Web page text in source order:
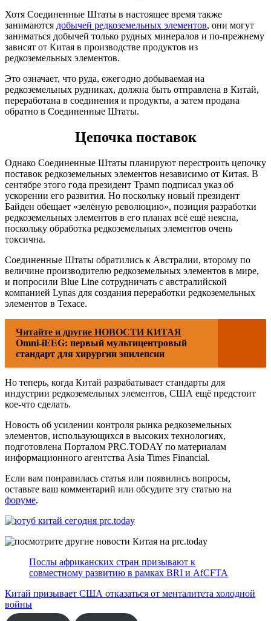
Хотя Соединенные Штаты в настоящее время также
занимаются добычей редкоземельных элементов, они могут
заниматься добычей только рудных минералов и по-прежнему
зависят от Китая в производстве продуктов из
редкоземельных элементов.
Это означает, что руда, ежегодно добываемая на
редкоземельных рудниках, должна быть отправлена ​​в Китай,
переработана в соединения и продукты, а затем продана
обратно в Соединенные Штаты.
Цепочка поставок
Однако Соединенные Штаты планируют перестроить цепочку
поставок редкоземельных элементов независимо от Китая. В
сентябре этого года президент Трамп подписал указ об
ускорении его развития. Но поскольку новый президент
Байден обещает «зелёную революцию», позиция разработки
редкоземельных элементов в его планах всё ещё неясна,
поскольку обработка редкоземельных элементов очень
токсична.
Соединенные Штаты обратились к Австралии, второму по
величине производителю редкоземельных элементов в мире,
и попросили Blue Line сотрудничать с австралийской
компанией Lynas для создания переработки редкоземельных
элементов в Техасе.
Читайте и другие НОВОСТИ КИТАЯ
Omni-iEEG: первый мультицентровый
стандарт для хирургии эпилепсии
Но теперь, когда Китай разрабатывает стандарты для
индустрии редкоземельных элементов, США ещё предстоит
кое-что сделать.
Новость об усилении контроля рынка редкоземельных
элементов, использующихся в высоких технологиях,
подготовлена Порталом PRC.TODAY по материалам
информационного агентства Asia Times Financial.
Если вам понравилась статья или появились вопросы,
оставьте ваш комментарий или обсудите эту статью на
форуме.
Послы африканских стран призывают к
совместному развитию в рамках BRI и AfCFTA
Китай призывает США отказаться от менталитета холодной
войны